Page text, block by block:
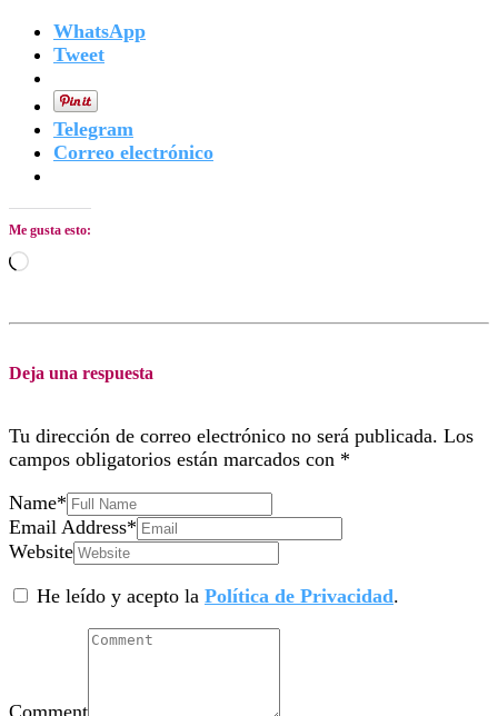
WhatsApp
Tweet
Telegram
Correo electrónico
Me gusta esto:
Cargando...
Deja una respuesta
Tu dirección de correo electrónico no será publicada. Los
campos obligatorios están marcados con *
Name*
Email Address*
Website
He leído y acepto la Política de Privacidad.